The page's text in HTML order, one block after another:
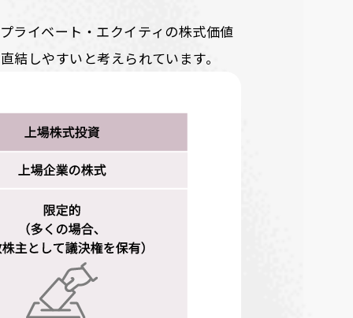
ライベート・エクイティの株式価値
しやすいと考えられています。